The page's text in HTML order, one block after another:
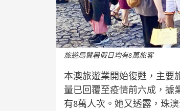
旅遊局冀暑假日均有8萬旅客
本澳旅遊業開始復甦，主要
量已回覆至疫情前六成，據
有8萬人次。她又透露，珠